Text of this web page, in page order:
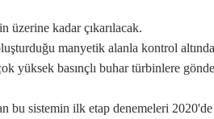
üzerine kadar çıkarılacak.
manyetik alanla kontrol
yüksek basınçlı buhar türbinlere
bu sistemin ilk etap denemeleri